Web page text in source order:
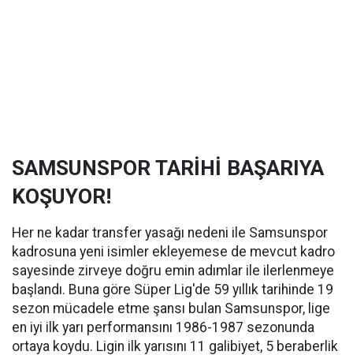
SAMSUNSPOR TARİHİ BAŞARIYA
KOŞUYOR!
Her ne kadar transfer yasağı nedeni ile Samsunspor
kadrosuna yeni isimler ekleyemese de mevcut kadro
sayesinde zirveye doğru emin adımlar ile ilerlenmeye
başlandı. Buna göre Süper Lig'de 59 yıllık tarihinde 19
sezon mücadele etme şansı bulan Samsunspor, lige
en iyi ilk yarı performansını 1986-1987 sezonunda
ortaya koydu. Ligin ilk yarısını 11 galibiyet, 5 beraberlik